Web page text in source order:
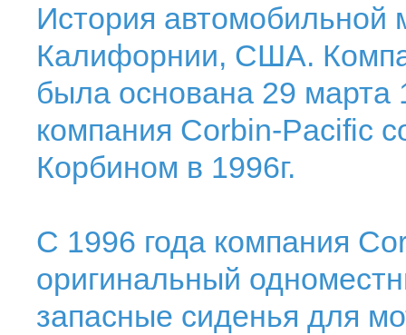
История автомобильной
Калифорнии, США.
была основана 29 марта
компания Corbin-Pacific
Корбином в 1996г.
С 1996 года компания
оригинальный
запасные сиденья для